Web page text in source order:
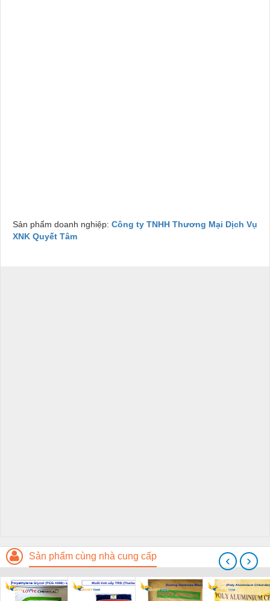
Sản phẩm doanh nghiệp: Công ty TNHH Thương Mại Dịch Vụ
XNK Quyết Tâm
Sản phẩm cùng nhà cung cấp ‹ ›